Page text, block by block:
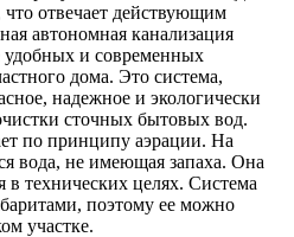
отвечает действующим
автономная канализация
удобных и современных
дома. Это система,
надежное и экологически
сточных бытовых вод.
по принципу аэрации. На
вода, не имеющая запаха. Она
в технических целях. Система
поэтому ее можно
участке.